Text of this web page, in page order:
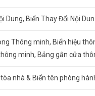
Dung, Biển Thay Đổi Nội
Thông minh, Biển hiệu
minh, Bảng gắn cửa
nhà & Biển tên phòng